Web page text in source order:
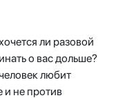
ли разовой
о вас дольше?
любит
и не против